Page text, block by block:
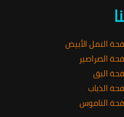
النمل الأبيض
الصراصير
البق
الذباب
الناموس